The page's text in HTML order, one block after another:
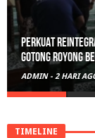
Perkuat
Gotong Royong
ADMIN - 2 HARI
TIMELINE